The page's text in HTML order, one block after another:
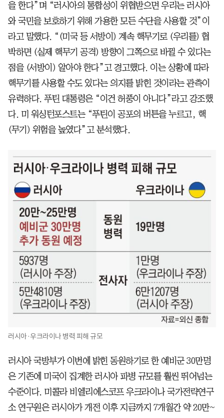
을 한다”며 “러시아의 통합성이 위협받으면 우리는 러시아
와 국민을 보호하기 위해 가용한 모든 수단을 사용할 것”이
라고 말했다. “(미국 등 서방이) 계속 핵무기로 (우리를) 협
박하면 (실제 핵무기 공격) 방향이 그쪽으로 바뀔 수 있다는
점을 (서방이) 알아야 한다”고 경고했다. 이는 상황에 따라
핵무기를 사용할 수도 있다는 의지를 밝힌 것이라는 관측이
유력하다. 푸틴 대통령은 “이건 허풍이 아니다”라고 강조했
다. 미 워싱턴포스트는 “푸틴이 공포의 버튼을 누르고, 핵
(무기) 위험을 높였다”고 분석했다.
러시아·우크라이나 병력 피해 규모
러시아 국방부가 이번에 밝힌 동원하기로 한 예비군 30만명
은 기존에 미국이 집계한 러시아 파병 규모를 훨씬 뛰어넘는
수준이다. 미콜라 비엘리에스코프 우크라이나 국가전략연구
소 연구원은 러시아가 개전 이후 지금까지 7개월간 약 20만~